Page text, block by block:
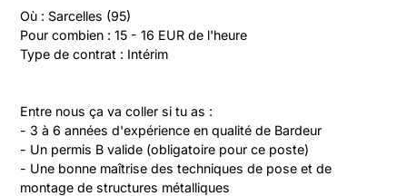
Où : Sarcelles (95)
Pour combien : 15 - 16 EUR de l'heure
Type de contrat : Intérim
Entre nous ça va coller si tu as :
- 3 à 6 années d'expérience en qualité de Bardeur
- Un permis B valide (obligatoire pour ce poste)
- Une bonne maîtrise des techniques de pose et de
montage de structures métalliques